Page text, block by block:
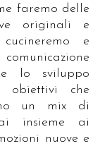
faremo delle
originali e
e
e lo sviluppo
obiettivi che
un mix di
insieme ai
nuove e